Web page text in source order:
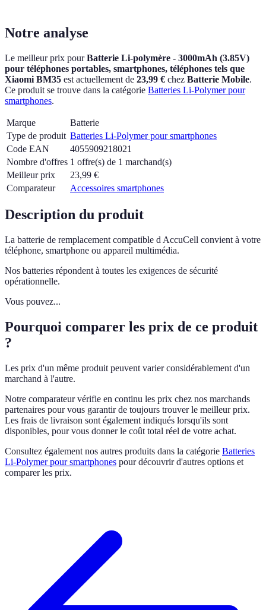
Notre analyse
Le meilleur prix pourBatterie Li-polymère - 3000mAh (3.85V)
pour téléphones portables, smartphones, téléphones tels que
Xiaomi BM35 est actuellement de 23,99 € chez Batterie Mobile.
Ce produit se trouve dans la catégorie Batteries Li-Polymer pour
smartphones.
Marque
Batterie
Type de produit Batteries Li-Polymer pour smartphones
Code EAN
4055909218021
Nombre d'offres 1 offre(s) de 1 marchand(s)
Meilleur prix
23,99 €
Comparateur
Accessoires smartphones
Description du produit
La batterie de remplacement compatible d AccuCell convient à votre
téléphone, smartphone ou appareil multimédia.
Nos batteries répondent à toutes les exigences de sécurité
opérationnelle.
Vous pouvez...
Pourquoi comparer les prix de ce produit
?
Les prix d'un même produit peuvent varier considérablement d'un
marchand à l'autre.
Notre comparateur vérifie en continu les prix chez nos marchands
partenaires pour vous garantir de toujours trouver le meilleur prix.
Les frais de livraison sont également indiqués lorsqu'ils sont
disponibles, pour vous donner le coût total réel de votre achat.
Consultez également nos autres produits dans la catégorie Batteries
Li-Polymer pour smartphones pour découvrir d'autres options et
comparer les prix.